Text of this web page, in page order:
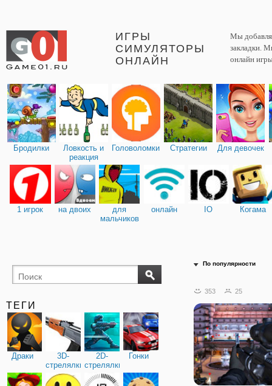
ИГРЫ
СИМУЛЯТОРЫ
ОНЛАЙН
Мы
закладки.
онлайн
Бродилки
Ловкость и
реакция
Головоломки Стратегии Для девочек
1 игрок на двоих
для
мальчиков
онлайн IO Когама
ТЕГИ
Драки
3D-
стрелялки
2D-
стрелялки
Гонки
По популярности
353 25